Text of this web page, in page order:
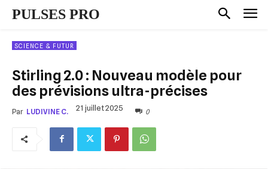
PULSES PRO
SCIENCE & FUTUR
Stirling 2.0 : Nouveau modèle pour
des prévisions ultra-précises
Par LUDIVINE C. 21 juillet 2025 0